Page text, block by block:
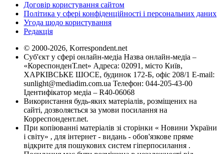
Договір користування сайтом
Політика у сфері конфіденційності і персональних даних
Угода щодо користування
Редакція
© 2000-2026, Korrespondent.net
Суб'єкт у сфері онлайн-медіа Назва онлайн-медіа –
«КореспонденТ.net» Адреса: 02091, місто Київ,
ХАРКІВСЬКЕ ШОСЕ, будинок 172-Б, офіс 208/1 E-mail:
sunlight@mediadim.com.ua Телефон: 044-205-43-00
Ідентифікатор медіа – R40-06068
Використання будь-яких матеріалів, розміщених на
сайті, дозволяється за умови посилання на
Корреспондент.net.
При копіюванні матеріалів зі сторінки « Новини України
і світу» , для інтернет - видань - обов'язкове пряме
відкрите для пошукових систем гіперпосилання .